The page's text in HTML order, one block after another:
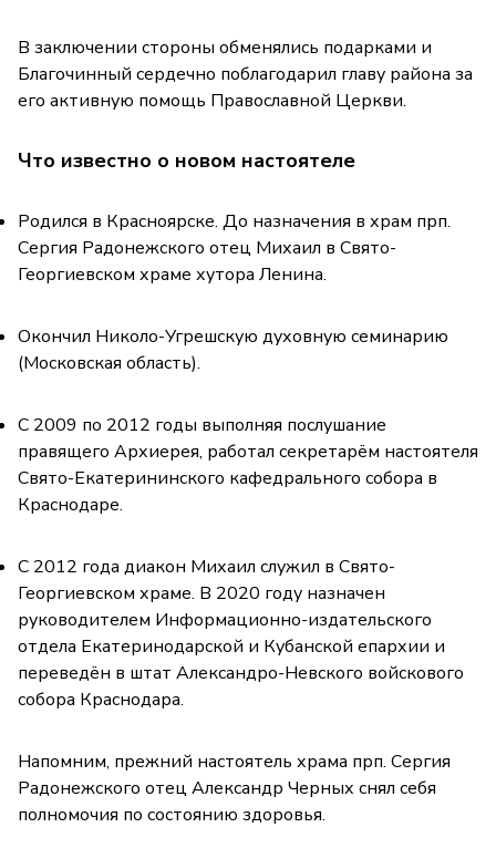
В заключении стороны обменялись подарками и
Благочинный сердечно поблагодарил главу района за
его активную помощь Православной Церкви.
Что известно о новом настоятеле
Родился в Красноярске. До назначения в храм прп.
Сергия Радонежского отец Михаил в Свято-
Георгиевском храме хутора Ленина.
Окончил Николо-Угрешскую духовную семинарию
(Московская область).
С 2009 по 2012 годы выполняя послушание
правящего Архиерея, работал секретарём настоятеля
Свято-Екатерининского кафедрального собора в
Краснодаре.
С 2012 года диакон Михаил служил в Свято-
Георгиевском храме. В 2020 году назначен
руководителем Информационно-издательского
отдела Екатеринодарской и Кубанской епархии и
переведён в штат Александро-Невского войскового
собора Краснодара.
Напомним, прежний настоятель храма прп. Сергия
Радонежского отец Александр Черных снял себя
полномочия по состоянию здоровья.